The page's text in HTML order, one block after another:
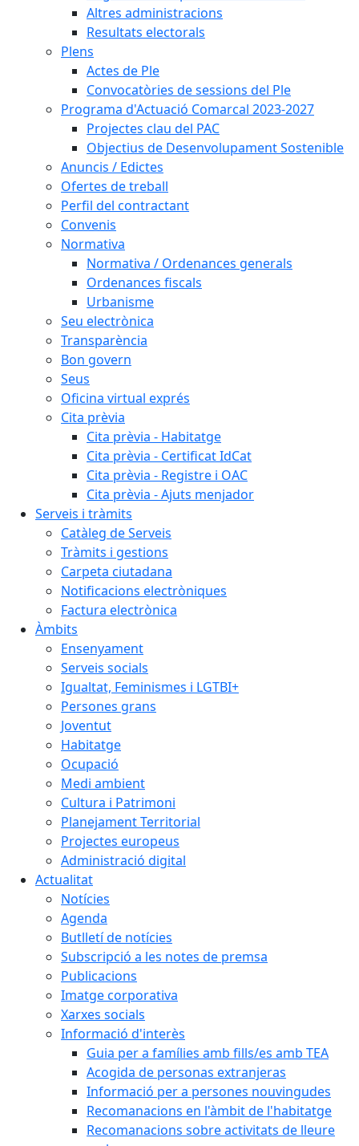
Altres administracions
Resultats electorals
Plens
Actes de Ple
Convocatòries de sessions del Ple
Programa d'Actuació Comarcal 2023-2027
Projectes clau del PAC
Objectius de Desenvolupament Sostenible
Anuncis / Edictes
Ofertes de treball
Perfil del contractant
Convenis
Normativa
Normativa / Ordenances generals
Ordenances fiscals
Urbanisme
Seu electrònica
Transparència
Bon govern
Seus
Oficina virtual exprés
Cita prèvia
Cita prèvia - Habitatge
Cita prèvia - Certificat IdCat
Cita prèvia - Registre i OAC
Cita prèvia - Ajuts menjador
Serveis i tràmits
Catàleg de Serveis
Tràmits i gestions
Carpeta ciutadana
Notificacions electròniques
Factura electrònica
Àmbits
Ensenyament
Serveis socials
Igualtat, Feminismes i LGTBI+
Persones grans
Joventut
Habitatge
Ocupació
Medi ambient
Cultura i Patrimoni
Planejament Territorial
Projectes europeus
Administració digital
Actualitat
Notícies
Agenda
Butlletí de notícies
Subscripció a les notes de premsa
Publicacions
Imatge corporativa
Xarxes socials
Informació d'interès
Guia per a famílies amb fills/es amb TEA
Acogida de personas extranjeras
Informació per a persones nouvingudes
Recomanacions en l'àmbit de l'habitatge
Recomanacions sobre activitats de lleure